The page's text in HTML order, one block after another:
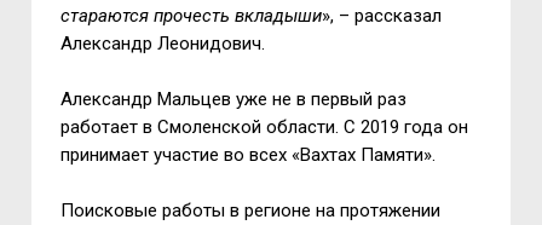
стараются прочесть вкладыши», – рассказал
Александр Леонидович.
Александр Мальцев уже не в первый раз
работает в Смоленской области. С 2019 года он
принимает участие во всех «Вахтах Памяти».
Поисковые работы в регионе на протяжении